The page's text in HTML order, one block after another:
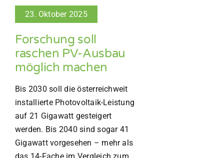
23. Oktober 2025
Forschung soll
raschen PV-Ausbau
möglich machen
Bis 2030 soll die österreichweit
installierte Photovoltaik-Leistung
auf 21 Gigawatt gesteigert
werden. Bis 2040 sind sogar 41
Gigawatt vorgesehen – mehr als